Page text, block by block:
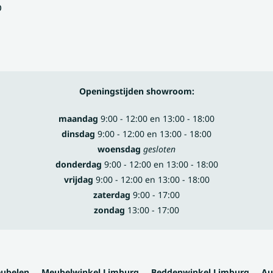
Openingstijden showroom:
maandag 9:00 - 12:00 en 13:00 - 18:00
dinsdag 9:00 - 12:00 en 13:00 - 18:00
woensdag gesloten
donderdag 9:00 - 12:00 en 13:00 - 18:00
vrijdag 9:00 - 12:00 en 13:00 - 18:00
zaterdag 9:00 - 17:00
zondag 13:00 - 17:00